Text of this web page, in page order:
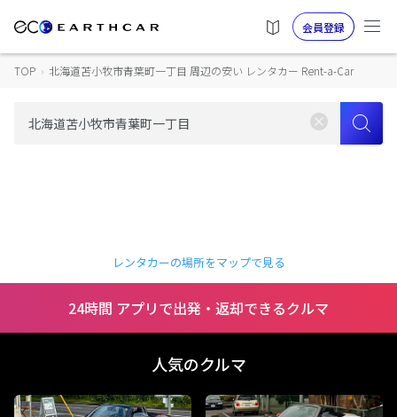
会員登録
TOP › 北海道苫小牧市青葉町一丁目 周辺の安い レンタカー Rent-a-Car
レンタカーの場所をマップで見る
24時間 アプリで出発・返却できるクルマ
人気のクルマ